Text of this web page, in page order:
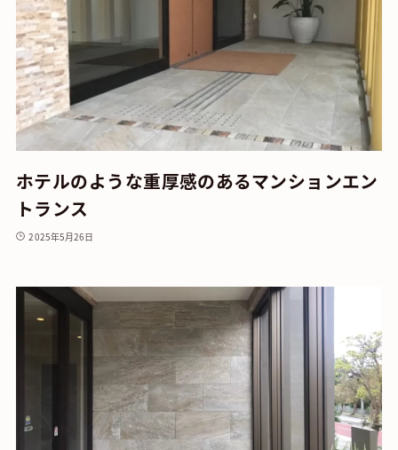
ホテルのような重厚感のあるマンションエン
トランス
2025年5月26日